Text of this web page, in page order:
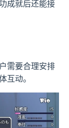
成就后还能接
需要合理安排
互动。